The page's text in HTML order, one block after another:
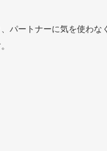
パートナーに気を使わな